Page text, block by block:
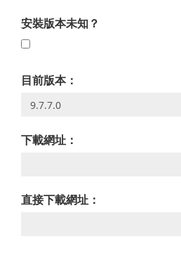
安裝版本未知？
目前版本：
下載網址：
直接下載網址：